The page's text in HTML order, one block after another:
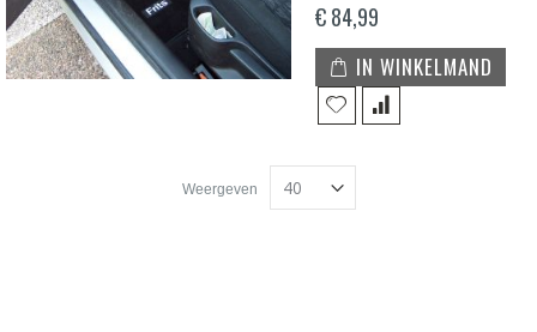
€ 84,99
IN WINKELMAND
Weergeven